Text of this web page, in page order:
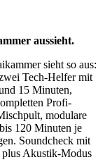
aussieht.
sieht so aus:
Tech-Helfer mit
15 Minuten,
Profi-
modulare
120 Minuten je
Soundcheck mit
Akustik-Modus